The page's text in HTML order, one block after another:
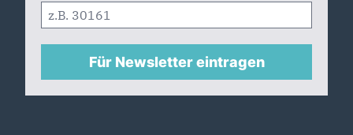
Für Newsletter eintragen